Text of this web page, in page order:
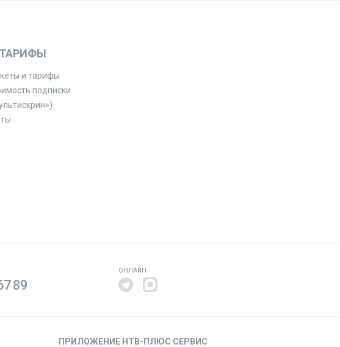
и тарифы
подписки
89
ОНЛАЙН
ПРИЛОЖЕНИЕ НТВ-ПЛЮС СЕРВИС